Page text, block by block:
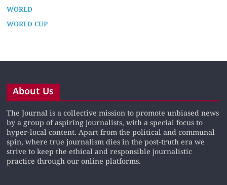
WORLD
WORLD CUP
About Us
The Journal is a collective mission to promote unbiased news
by a group of aspiring journalists, with a special focus to
hyper-local content. Apart from the political and communal
spin, where true journalism dies in the post-truth era we
strive to keep the ethical and responsible journalistic
practice through our online platforms.